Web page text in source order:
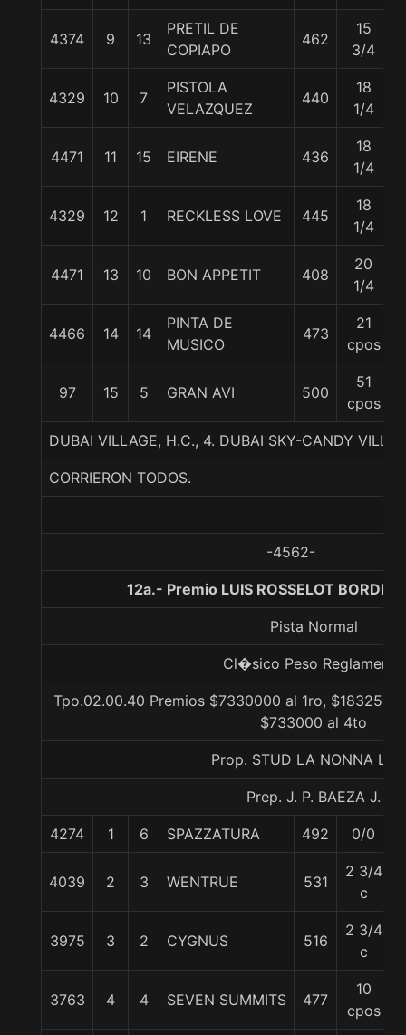
4374 9 13
PRETIL DE
COPIAPO
462
15
3/4
4329 10 7
PISTOLA
VELAZQUEZ
440
18
1/4
4471 11 15 EIRENE 436
18
1/4
4329 12 1 RECKLESS LOVE 445
18
1/4
4471 13 10 BON APPETIT 408
20
1/4
4466 14 14
PINTA DE
MUSICO
473
21
cpos
97 15 5 GRAN AVI 500
51
cpos
DUBAI VILLAGE, H.C., 4. DUBAI SKY-CANDY
CORRIERON TODOS.
-4562-
12a.- Premio LUIS ROSSELOT
Pista Normal
Cl�sico Peso Reglamento
Tpo.02.00.40 Premios $7330000 al 1ro,
$733000 al 4to
Prop. STUD LA NONNA
Prep. J. P. BAEZA J.
4274 1 6 SPAZZATURA 492 0/0
4039 2 3 WENTRUE 531
2 3/4
c
3975 3 2 CYGNUS 516
2 3/4
c
3763 4 4 SEVEN SUMMITS 477
10
cpos